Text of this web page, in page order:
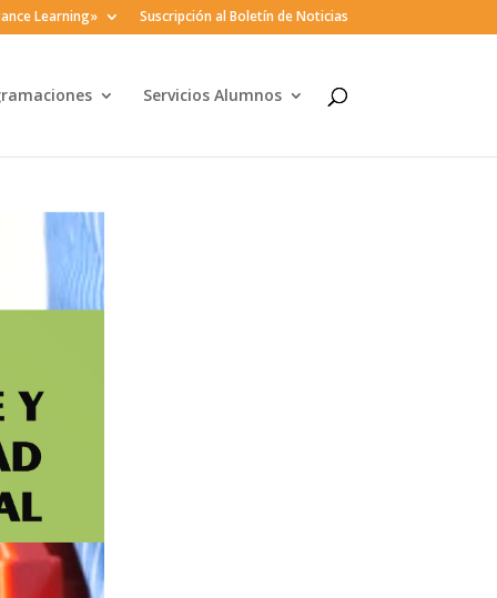
Learning» Suscripción al Boletín de Noticias
Servicios Alumnos